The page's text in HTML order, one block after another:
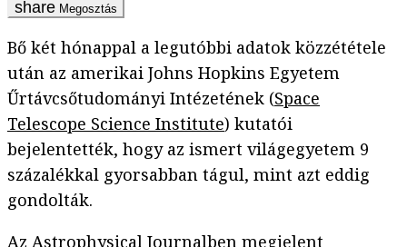
Megosztás
Bő két hónappal a legutóbbi adatok közzététele
után az amerikai Johns Hopkins Egyetem
Űrtávcsőtudományi Intézetének (Space
Telescope Science Institute) kutatói
bejelentették, hogy az ismert világegyetem 9
százalékkal gyorsabban tágul, mint azt eddig
gondolták.
Az Astrophysical Journalben megjelent